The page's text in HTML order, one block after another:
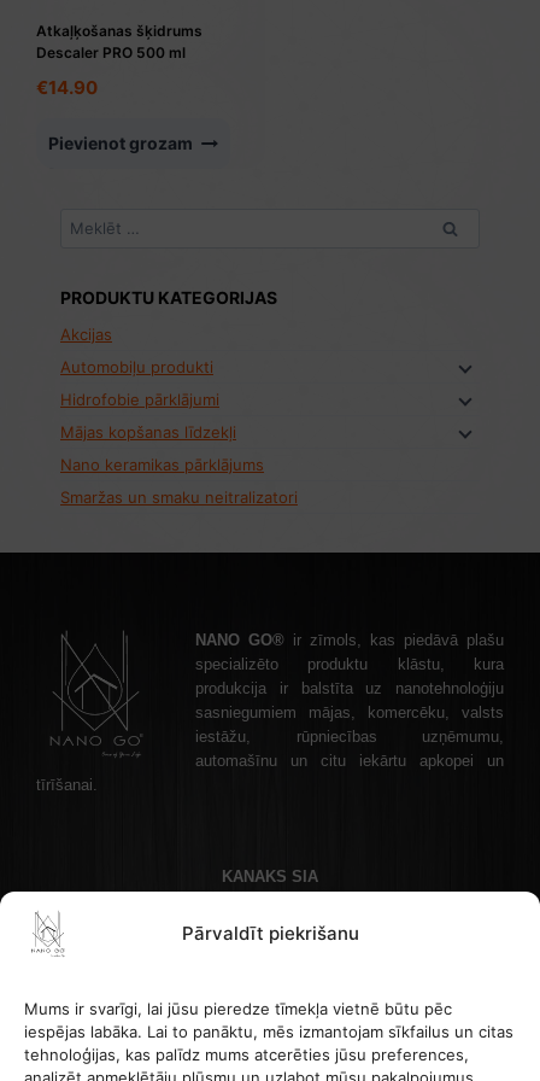
Pārvaldīt piekrišanu
Mums ir svarīgi, lai jūsu pieredze tīmekļa vietnē būtu pēc
iespējas labāka. Lai to panāktu, mēs izmantojam sīkfailus un citas
tehnoloģijas, kas palīdz mums atcerēties jūsu preferences,
Atkaļķošanas šķidrums
Descaler PRO 500 ml
€14.90
Pievienot grozam
Meklēt:
PRODUKTU KATEGORIJAS
Akcijas
Automobiļu produkti
Hidrofobie pārklājumi
Mājas kopšanas līdzekļi
Nano keramikas pārklājums
Smaržas un smaku neitralizatori
NANO GO® ir zīmols, kas piedāvā plašu
specializēto produktu klāstu, kura
produkcija ir balstīta uz nanotehnoloģiju
sasniegumiem mājas, komercēku, valsts
iestāžu, rūpniecības uzņēmumu,
automašīnu un citu iekārtu apkopei un
tīrīšanai.
KANAKS SIA
Kontakttālrunis: +37122336465 , e-pasta adrese: info@nanogo.lv
PVN LV45403034175